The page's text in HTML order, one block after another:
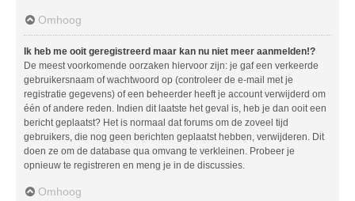
Omhoog
Ik heb me ooit geregistreerd maar kan nu niet meer aanmelden!?
De meest voorkomende oorzaken hiervoor zijn: je gaf een verkeerde
gebruikersnaam of wachtwoord op (controleer de e-mail met je
registratie gegevens) of een beheerder heeft je account verwijderd om
één of andere reden. Indien dit laatste het geval is, heb je dan ooit een
bericht geplaatst? Het is normaal dat forums om de zoveel tijd
gebruikers, die nog geen berichten geplaatst hebben, verwijderen. Dit
doen ze om de database qua omvang te verkleinen. Probeer je
opnieuw te registreren en meng je in de discussies.
Omhoog